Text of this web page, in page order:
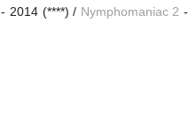
- 2014 (****) / Nymphomaniac 2 -